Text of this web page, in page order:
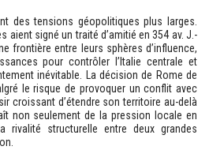
des tensions géopolitiques plus larges.
aient signé un traité d’amitié en 354 av. J.-
frontière entre leurs sphères d’influence,
pour contrôler l’Italie centrale et
inévitable. La décision de Rome de
le risque de provoquer un conflit avec
croissant d’étendre son territoire au-delà
non seulement de la pression locale en
rivalité structurelle entre deux grandes